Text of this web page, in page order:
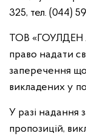
325, тел. (044)
ТОВ «ГОУЛДЕН
право надати
заперечення
викладених у
У разі надання
пропозицій,